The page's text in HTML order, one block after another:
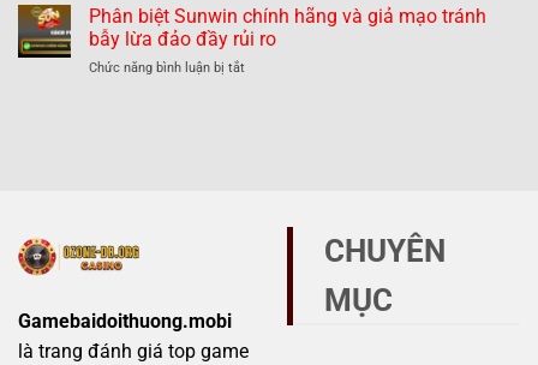
thế
nào?
giả
mạo
Những
biệt
789Club
chính
hãng
Phân biệt Sunwin chính hãng và giả mạo tránh
bẫy lừa đảo đầy rủi ro
Chức năng bình luận bị tắt
rủi
Gamebaidoithuong.mobi
là trang đánh giá top game
CHUYÊN
MỤC